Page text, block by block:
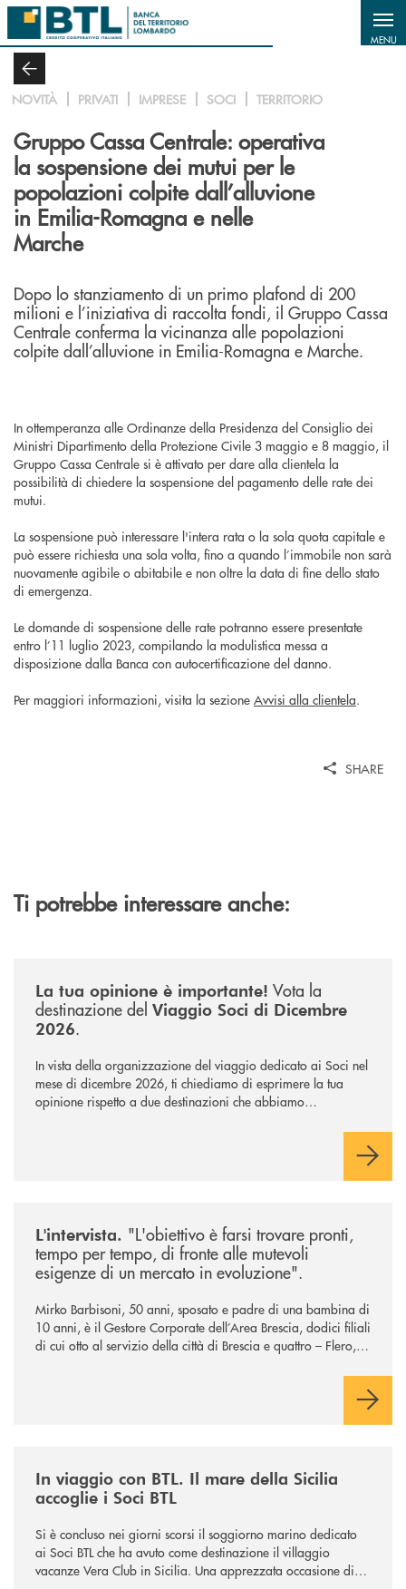
Salta al contenuto principale
MENU
NOVITÀ PRIVATI IMPRESE SOCI TERRITORIO
Gruppo Cassa Centrale: operativa
la sospensione dei mutui per le
popolazioni colpite dall’alluvione
in Emilia-Romagna e nelle
Marche
Dopo lo stanziamento di un primo plafond di 200
milioni e l’iniziativa di raccolta fondi, il Gruppo Cassa
Centrale conferma la vicinanza alle popolazioni
colpite dall’alluvione in Emilia-Romagna e Marche.
In ottemperanza alle Ordinanze della Presidenza del Consiglio dei
Ministri Dipartimento della Protezione Civile 3 maggio e 8 maggio, il
Gruppo Cassa Centrale si è attivato per dare alla clientela la
possibilità di chiedere la sospensione del pagamento delle rate dei
mutui.
La sospensione può interessare l'intera rata o la sola quota capitale e
può essere richiesta una sola volta, fino a quando l’immobile non sarà
nuovamente agibile o abitabile e non oltre la data di fine dello stato
di emergenza.
Le domande di sospensione delle rate potranno essere presentate
entro l’11 luglio 2023, compilando la modulistica messa a
disposizione dalla Banca con autocertificazione del danno.
Per maggiori informazioni, visita la sezione Avvisi alla clientela.
SHARE
Ti potrebbe interessare anche:
La tua opinione è importante! Vota la
destinazione del Viaggio Soci di Dicembre
2026.
In vista della organizzazione del viaggio dedicato ai Soci nel
mese di dicembre 2026, ti chiediamo di esprimere la tua
opinione rispetto a due destinazioni che abbiamo
L'intervista. "L'obiettivo è farsi trovare pronti,
tempo per tempo, di fronte alle mutevoli
esigenze di un mercato in evoluzione".
Mirko Barbisoni, 50 anni, sposato e padre di una bambina di
10 anni, è il Gestore Corporate dell’Area Brescia, dodici filiali
di cui otto al servizio della città di Brescia e quattro – Flero,
In viaggio con BTL. Il mare della Sicilia
accoglie i Soci BTL
Si è concluso nei giorni scorsi il soggiorno marino dedicato
ai Soci BTL che ha avuto come destinazione il villaggio
vacanze Vera Club in Sicilia. Una apprezzata occasione di